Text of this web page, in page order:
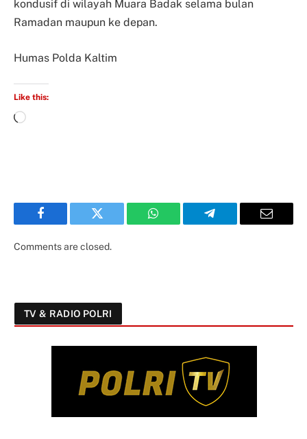
kondusif di wilayah Muara Badak selama bulan
Ramadan maupun ke depan.
Humas Polda Kaltim
Like this:
Facebook Twitter WhatsApp Telegram Email
Comments are closed.
TV & RADIO POLRI